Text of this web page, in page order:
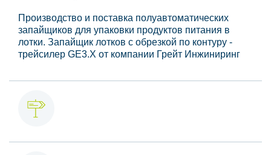
Производство и поставка полуавтоматических
запайщиков для упаковки продуктов питания в
лотки. Запайщик лотков с обрезкой по контуру -
трейсилер GE3.X от компании Грейт Инжиниринг